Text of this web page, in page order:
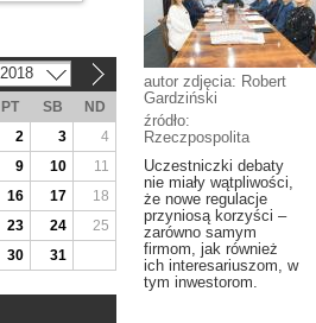
autor zdjęcia: Robert
Gardziński
źródło:
Rzeczpospolita
Uczestniczki debaty
nie miały wątpliwości,
że nowe regulacje
przyniosą korzyści –
zarówno samym
firmom, jak również
ich interesariuszom, w
tym inwestorom.
2018
PT SB
ND
2 3
4
9 10
11
16 17
18
23 24
25
30 31